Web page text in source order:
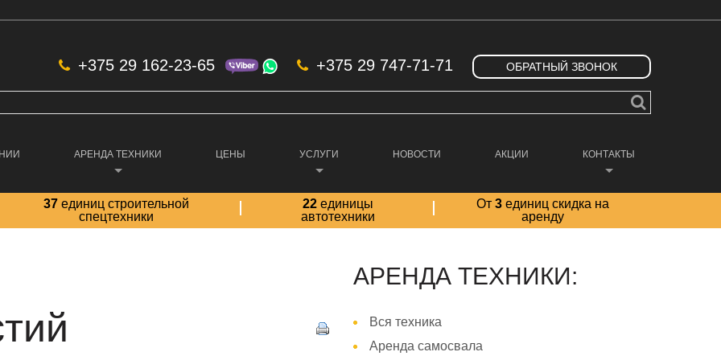
+375 29 162-23-65 +375 29 747-71-71 ОБРАТНЫЙ ЗВОНОК
АРЕНДА ТЕХНИКИ ЦЕНЫ УСЛУГИ НОВОСТИ АКЦИИ КОНТАКТЫ
37единиц строительной
спецтехники
22 единицы
автотехники
От3 единиц скидка на
аренду
АРЕНДА ТЕХНИКИ:
Вся техника
Аренда самосвала